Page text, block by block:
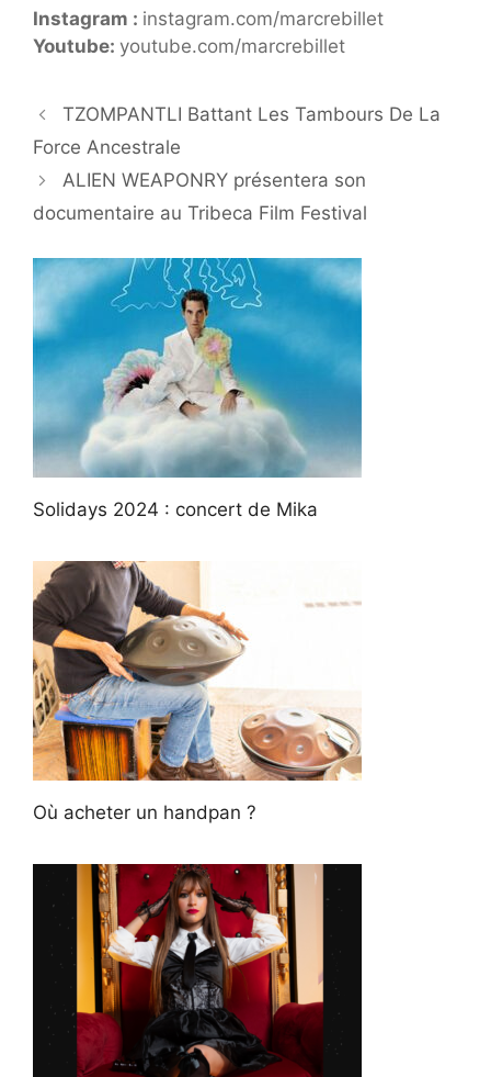
Instagram : instagram.com/marcrebillet
Youtube: youtube.com/marcrebillet
TZOMPANTLI Battant Les Tambours De La
Force Ancestrale
ALIEN WEAPONRY présentera son
documentaire au Tribeca Film Festival
Solidays 2024 : concert de Mika
Où acheter un handpan ?